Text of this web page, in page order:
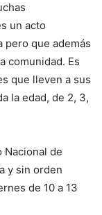
un acto
pero que además
comunidad. Es
que lleven a sus
la edad, de 2, 3,
Nacional de
y sin orden
de 10 a 13